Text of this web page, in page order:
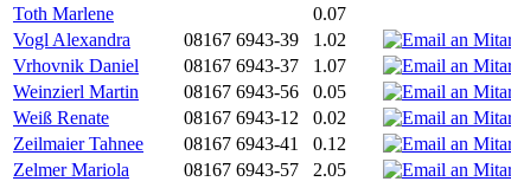
Toth Marlene
0.07
Vogl Alexandra
08167 6943-39 1.02
Vrhovnik Daniel
08167 6943-37 1.07
Weinzierl Martin
08167 6943-56 0.05
Weiß Renate
08167 6943-12 0.02
Zeilmaier Tahnee
08167 6943-41 0.12
Zelmer Mariola
08167 6943-57 2.05